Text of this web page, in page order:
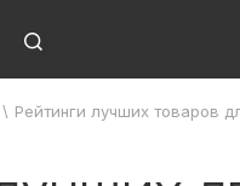
\ Рейтинги лучших товаров